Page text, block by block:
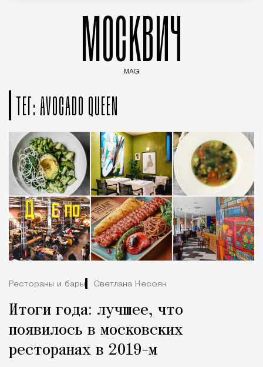
МОСКВИЧ
MAG
ТЕГ: AVOCADO QUEEN
Рестораны и бары Светлана Кесоян
Итоги года: лучшее, что
появилось в московских
ресторанах в 2019-м